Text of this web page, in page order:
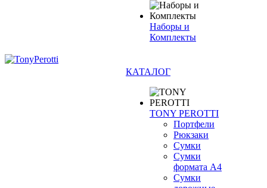
Наборы и
Комплекты
КАТАЛОГ
TONY PEROTTI
Портфели
Рюкзаки
Сумки
Сумки
формата А4
Сумки